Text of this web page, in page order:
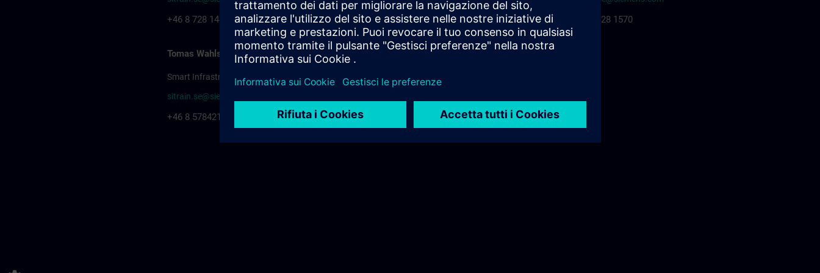
+46 8 728 1448 +46 8 728 1244 +46 8 728 1570
Tomas Wahlström
Smart Infrastructure
sitrain.se@siemens.com
+46 8 57842141